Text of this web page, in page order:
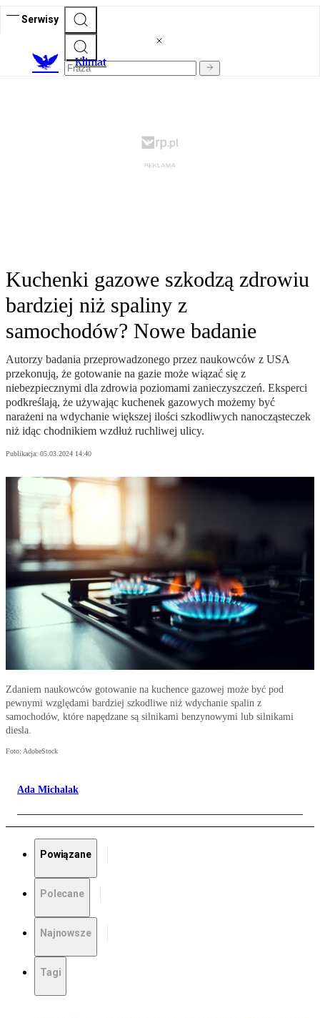
Serwisy
Klimat
Kuchenki gazowe szkodzą zdrowiu
bardziej niż spaliny z
samochodów? Nowe badanie
Autorzy badania przeprowadzonego przez naukowców z USA
przekonują, że gotowanie na gazie może wiązać się z
niebezpiecznymi dla zdrowia poziomami zanieczyszczeń. Eksperci
podkreślają, że używając kuchenek gazowych możemy być
narażeni na wdychanie większej ilości szkodliwych nanocząsteczek
niż idąc chodnikiem wzdłuż ruchliwej ulicy.
Publikacja: 05.03.2024 14:40
Zdaniem naukowców gotowanie na kuchence gazowej może być pod
pewnymi względami bardziej szkodliwe niż wdychanie spalin z
samochodów, które napędzane są silnikami benzynowymi lub silnikami
diesla.
Foto: AdobeStock
Ada Michalak
Powiązane
Polecane
Najnowsze
Tagi